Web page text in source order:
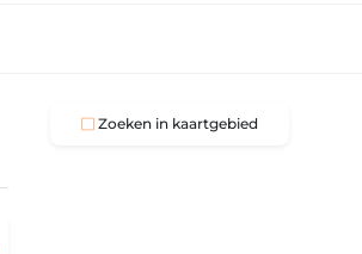
Zoeken in kaartgebied